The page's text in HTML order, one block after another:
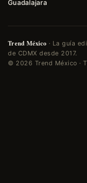
Guadalajara
Trend México · La guía
de CDMX desde 2017.
© 2026 Trend México ·